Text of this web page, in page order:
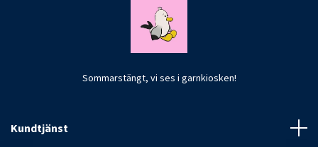
Sommarstängt, vi ses i garnkiosken!
Kundtjänst